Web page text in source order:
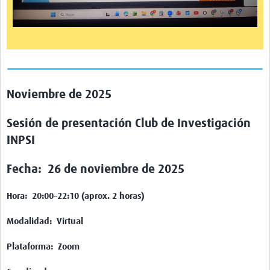
Noviembre de 2025
Sesión de presentación Club de Investigación
INPSI
Fecha: 26 de noviembre de 2025
Hora: 20:00–22:10 (aprox. 2 horas)
Modalidad: Virtual
Plataforma: Zoom